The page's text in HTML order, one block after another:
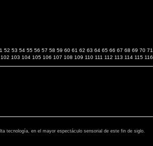
52 53 54 55 56 57 58 59 60 61 62 63 64 65 66 67 68 69 70 71
102 103 104 105 106 107 108 109 110 111 112 113 114 115 116
tecnología, en el mayor espectáculo sensorial de este fin de siglo.